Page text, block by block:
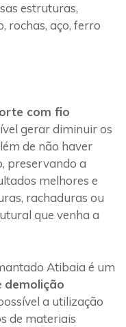
estruturas,
rochas, aço, ferro
com fio
gerar diminuir os
de não haver
preservando a
melhores e
rachaduras ou
que venha a
Atibaia é um
demolição
a utilização
de materiais